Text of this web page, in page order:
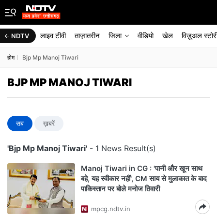
NDTV लाइव टीवी ताज़ातरीन जिला वीडियो खेल विज़ुअल
होम Bjp Mp Manoj Tiwari
BJP MP MANOJ TIWARI
सब ख़बरें
'Bjp Mp Manoj Tiwari' - 1 News Result(s)
Manoj Tiwari in CG : 'पानी और खून साथ
बहे, यह स्वीकार नहीं', CM साय से मुलाकात के बाद
पाकिस्तान पर बोले मनोज तिवारी
mpcg.ndtv.in